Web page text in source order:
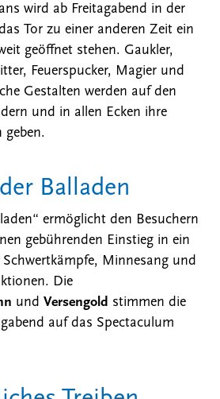
wird ab Freitagabend in der
Tor zu einer anderen Zeit ein
geöffnet stehen. Gaukler,
Feuerspucker, Magier und
Gestalten werden auf den
und in allen Ecken ihre
geben.
Balladen
ermöglicht den Besuchern
gebührenden Einstieg in ein
Minnesang und
Die
und Versengold stimmen die
auf das Spectaculum